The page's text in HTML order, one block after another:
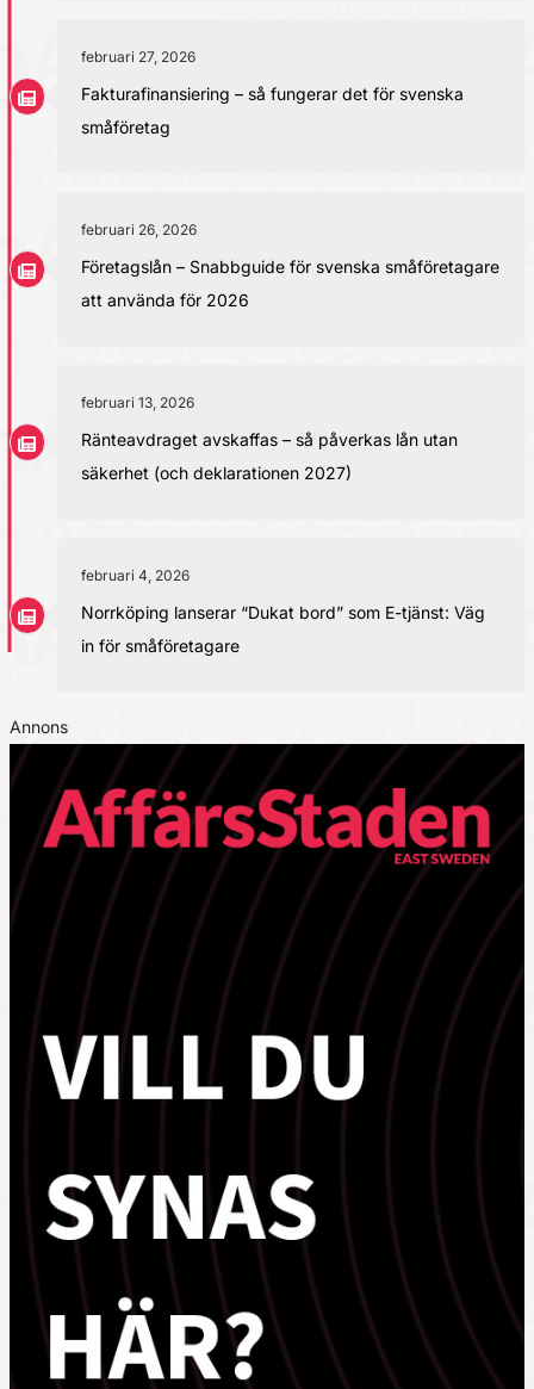
februari 27, 2026
Fakturafinansiering – så fungerar det för svenska
småföretag
februari 26, 2026
Företagslån – Snabbguide för svenska småföretagare
att använda för 2026
februari 13, 2026
Ränteavdraget avskaffas – så påverkas lån utan
säkerhet (och deklarationen 2027)
februari 4, 2026
Norrköping lanserar “Dukat bord” som E-tjänst: Väg
in för småföretagare
Annons